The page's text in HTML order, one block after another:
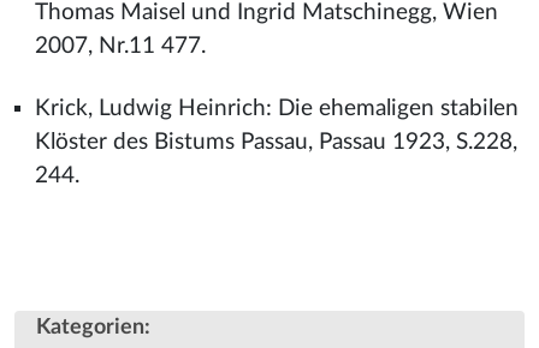
Thomas Maisel und Ingrid Matschinegg, Wien
2007, Nr.11 477.
Krick, Ludwig Heinrich: Die ehemaligen stabilen
Klöster des Bistums Passau, Passau 1923, S.228,
244.
Kategorien: